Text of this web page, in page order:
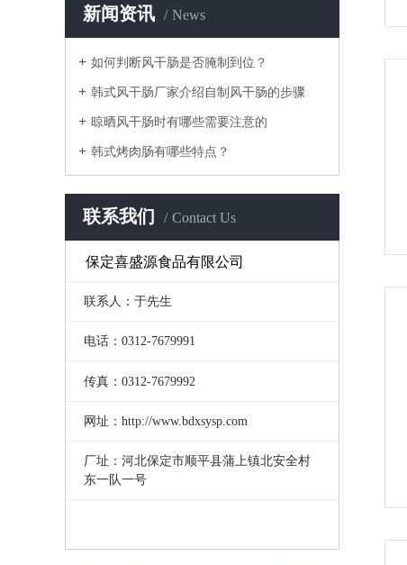
新闻资讯 News
如何判断风干肠是否腌制到位？
韩式风干肠厂家介绍自制风干肠的步骤
晾晒风干肠时有哪些需要注意的
韩式烤肉肠有哪些特点？
联系我们 Contact Us
保定喜盛源食品有限公司
联系人：于先生
电话：0312-7679991
传真：0312-7679992
网址：http://www.bdxsysp.com
厂址：河北保定市顺平县蒲上镇北安全村
东一队一号